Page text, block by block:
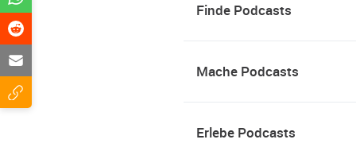
Finde Podcasts
Mache Podcasts
Erlebe Podcasts